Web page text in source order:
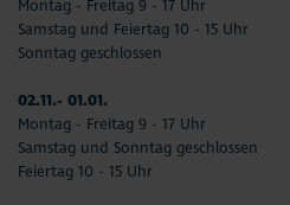
Montag - Freitag 9 - 17 Uhr
Samstag und Feiertag 10 - 15 Uhr
Sonntag geschlossen
02.11.- 01.01.
Montag - Freitag 9 - 17 Uhr
Samstag und Sonntag geschlossen
Feiertag 10 - 15 Uhr